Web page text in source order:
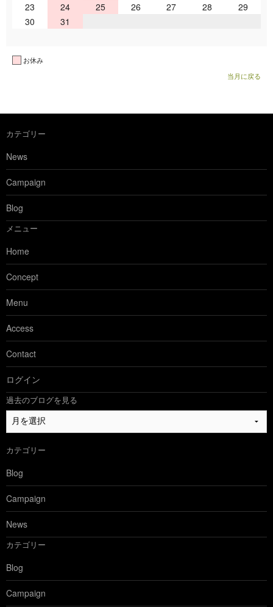
23
24 25 26 27 28
29
30
31
お休み
当月に戻る
カテゴリー
News
Campaign
Blog
メニュー
Home
Concept
Menu
Access
Contact
ログイン
過去のブログを見る
過
去
ブ
ロ
グ
を
見
る
カテゴリー
Blog
Campaign
News
カテゴリー
Blog
Campaign